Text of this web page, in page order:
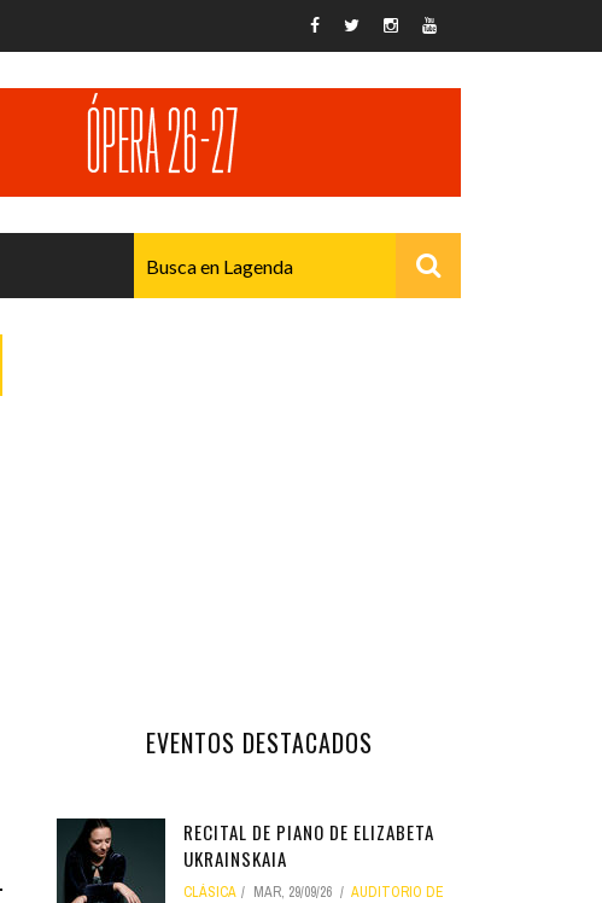
EVENTOS DESTACADOS
RECITAL DE PIANO DE ELIZABETA
UKRAINSKAIA
CLÁSICA MAR, 29/09/26
AUDITORIO DE